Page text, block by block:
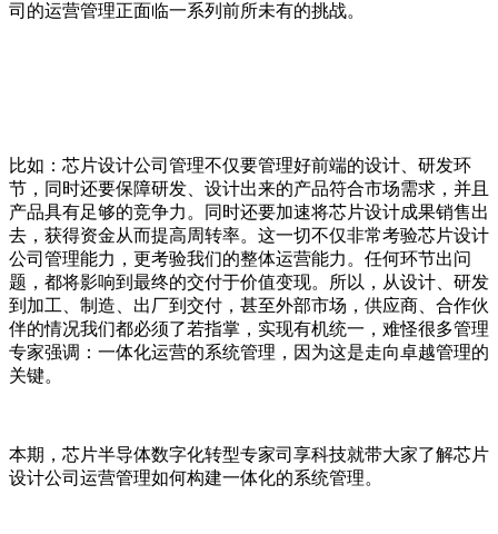
司的运营管理正面临一系列前所未有的挑战。
比如：芯片设计公司管理不仅要管理好前端的设计、研发环
节，同时还要保障研发、设计出来的产品符合市场需求，并且
产品具有足够的竞争力。同时还要加速将芯片设计成果销售出
去，获得资金从而提高周转率。这一切不仅非常考验芯片设计
公司管理能力，更考验我们的整体运营能力。任何环节出问
题，都将影响到最终的交付于价值变现。所以，从设计、研发
到加工、制造、出厂到交付，甚至外部市场，供应商、合作伙
伴的情况我们都必须了若指掌，实现有机统一，难怪很多管理
专家强调：一体化运营的系统管理，因为这是走向卓越管理的
关键。
本期，芯片半导体数字化转型专家司享科技就带大家了解芯片
设计公司运营管理如何构建一体化的系统管理。